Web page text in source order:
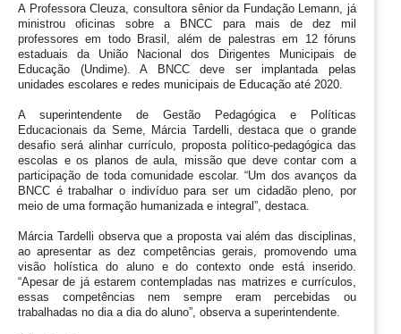
A Professora Cleuza, consultora sênior da Fundação Lemann, já
ministrou oficinas sobre a BNCC para mais de dez mil
professores em todo Brasil, além de palestras em 12 fóruns
estaduais da União Nacional dos Dirigentes Municipais de
Educação (Undime). A BNCC deve ser implantada pelas
unidades escolares e redes municipais de Educação até 2020.
A superintendente de Gestão Pedagógica e Políticas
Educacionais da Seme, Márcia Tardelli, destaca que o grande
desafio será alinhar currículo, proposta político-pedagógica das
escolas e os planos de aula, missão que deve contar com a
participação de toda comunidade escolar. “Um dos avanços da
BNCC é trabalhar o indivíduo para ser um cidadão pleno, por
meio de uma formação humanizada e integral”, destaca.
Márcia Tardelli observa que a proposta vai além das disciplinas,
ao apresentar as dez competências gerais, promovendo uma
visão holística do aluno e do contexto onde está inserido.
“Apesar de já estarem contempladas nas matrizes e currículos,
essas competências nem sempre eram percebidas ou
trabalhadas no dia a dia do aluno”, observa a superintendente.